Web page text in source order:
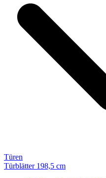
Türen
Türblätter 198,5 cm